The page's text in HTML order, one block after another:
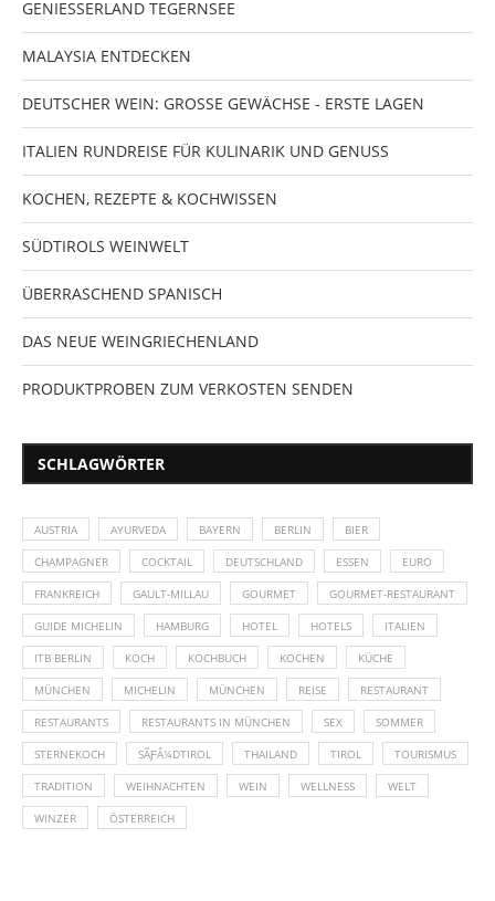
GENIESSERLAND TEGERNSEE
MALAYSIA ENTDECKEN
DEUTSCHER WEIN: GROSSE GEWÄCHSE - ERSTE LAGEN
ITALIEN RUNDREISE FÜR KULINARIK UND GENUSS
KOCHEN, REZEPTE & KOCHWISSEN
SÜDTIROLS WEINWELT
ÜBERRASCHEND SPANISCH
DAS NEUE WEINGRIECHENLAND
PRODUKTPROBEN ZUM VERKOSTEN SENDEN
SCHLAGWÖRTER
AUSTRIA AYURVEDA BAYERN BERLIN BIER
CHAMPAGNER COCKTAIL DEUTSCHLAND ESSEN EURO
FRANKREICH GAULT-MILLAU GOURMET GOURMET-RESTAURANT
GUIDE MICHELIN HAMBURG HOTEL HOTELS ITALIEN
ITB BERLIN KOCH KOCHBUCH KOCHEN KÜCHE
MÜNCHEN MICHELIN MÜNCHEN REISE RESTAURANT
RESTAURANTS RESTAURANTS IN MÜNCHEN SEX SOMMER
STERNEKOCH SÃƑÂ¼DTIROL THAILAND TIROL TOURISMUS
TRADITION WEIHNACHTEN WEIN WELLNESS WELT
WINZER ÖSTERREICH